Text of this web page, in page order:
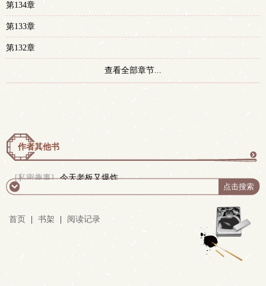
第134章
第133章
第132章
查看全部章节...
作者其他书
多
[私密趣事] 今天老板又爆炸
首页 书架 阅读记录